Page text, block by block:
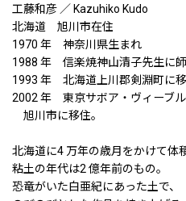
工藤和彦 ／ Kazuhiko Kudo
北海道 旭川市在住
1970 年 神奈川県生まれ
1988 年 信楽焼神山清子先生
1993 年 北海道上川郡剣淵町
2002 年 東京サボア・ヴィーブ
旭川市に移住。
北海道に4 万年の歳月をかけて体
粘土の年代は2 億年前のもの。
恐竜がいた白亜紀にあった土で、